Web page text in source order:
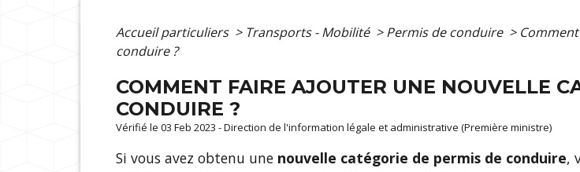
Accueil particuliers > Transports - Mobilité > Permis de conduire >
conduire ?
COMMENT FAIRE AJOUTER UNE NOUVELLE
CONDUIRE ?
Vérifié le 03 Feb 2023 - Direction de l'information légale et administrative (Première ministre)
Si vous avez obtenu une nouvelle catégorie de permis de conduire,